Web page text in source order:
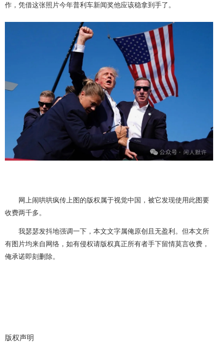
作，凭借这张照片今年普利车新闻奖他应该稳拿到手了。
网上闹哄哄疯传上图的版权属于视觉中国，被它发现使用此图要
收费两千多。
我瑟瑟发抖地强调一下，本文文字属俺原创且无盈利。但本文所
有图片均来自网络，如有侵权请版权真正所有者手下留情莫言收费，
俺承诺即刻删除。
版权声明